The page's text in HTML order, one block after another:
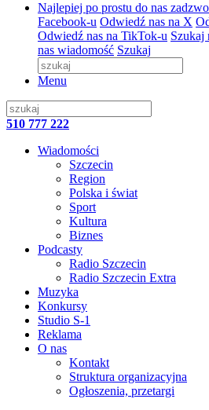
Najlepiej po prostu do nas
Facebook-u Odwiedź nas na X
Odwiedź nas na TikTok-u Szukaj
nas wiadomość Szukaj
Menu
510 777 222
Wiadomości
Szczecin
Region
Polska i świat
Sport
Kultura
Biznes
Podcasty
Radio Szczecin
Radio Szczecin Extra
Muzyka
Konkursy
Studio S-1
Reklama
O nas
Kontakt
Struktura organizacyjna
Ogłoszenia, przetargi